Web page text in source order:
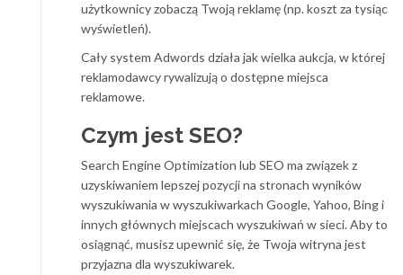
użytkownicy zobaczą Twoją reklamę (np. koszt za tysiąc
wyświetleń).
Cały system Adwords działa jak wielka aukcja, w której
reklamodawcy rywalizują o dostępne miejsca
reklamowe.
Czym jest SEO?
Search Engine Optimization lub SEO ma związek z
uzyskiwaniem lepszej pozycji na stronach wyników
wyszukiwania w wyszukiwarkach Google, Yahoo, Bing i
innych głównych miejscach wyszukiwań w sieci. Aby to
osiągnąć, musisz upewnić się, że Twoja witryna jest
przyjazna dla wyszukiwarek.